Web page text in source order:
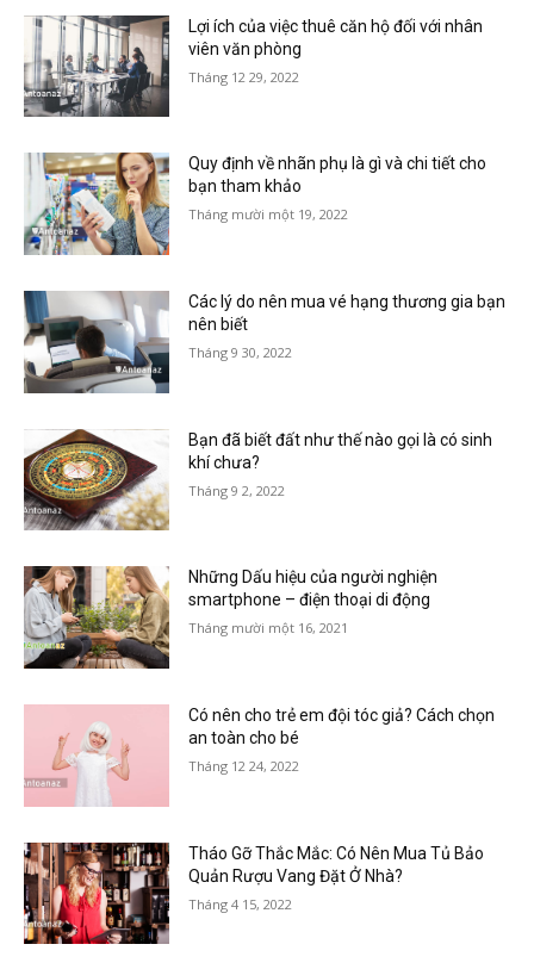
Lợi ích của việc thuê căn hộ đối với nhân
viên văn phòng
Tháng 12 29, 2022
Quy định về nhãn phụ là gì và chi tiết cho
bạn tham khảo
Tháng mười một 19, 2022
Các lý do nên mua vé hạng thương gia bạn
nên biết
Tháng 9 30, 2022
Bạn đã biết đất như thế nào gọi là có sinh
khí chưa?
Tháng 9 2, 2022
Những Dấu hiệu của người nghiện
smartphone – điện thoại di động
Tháng mười một 16, 2021
Có nên cho trẻ em đội tóc giả? Cách chọn
an toàn cho bé
Tháng 12 24, 2022
Tháo Gỡ Thắc Mắc: Có Nên Mua Tủ Bảo
Quản Rượu Vang Đặt Ở Nhà?
Tháng 4 15, 2022